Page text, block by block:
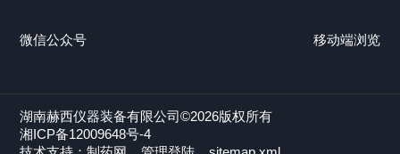
微信公众号 移动端浏览
湖南赫西仪器装备有限公司©2026版权所有
湘ICP备12009648号-4